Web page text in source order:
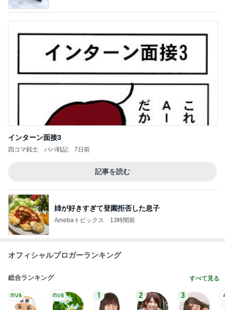
インターン面接3
四コマ戦士 パパ戦記 7日前
記事を読む
姉が好きすぎて登園拒否した息子
Amebaトピックス 13時間前
オフィシャルブロガーランキング
総合ランキング すべて見る
1 2 3